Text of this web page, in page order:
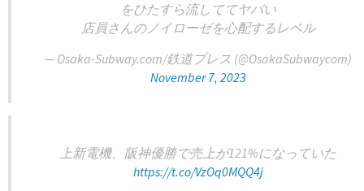
をひたすら流しててヤバい
店員さんのノイローゼを心配するレベル
— Osaka-Subway.com/鉄道プレス (@OsakaSubwaycom)
November 7, 2023
上新電機、阪神優勝で売上が121%になっていた
https://t.co/VzOq0MQQ4j